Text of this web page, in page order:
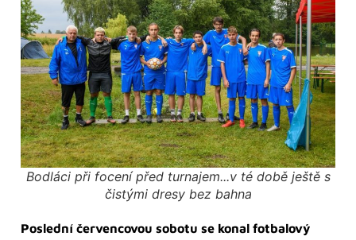
Bodláci při focení před turnajem...v té době ještě s
čistými dresy bez bahna
Poslední červencovou sobotu se konal fotbalový